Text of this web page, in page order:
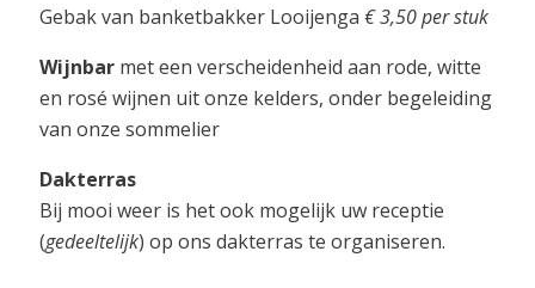
Gebak van banketbakker Looijenga € 3,50 per stuk
Wijnbarmet een verscheidenheid aan rode, witte
en rosé wijnen uit onze kelders, onder begeleiding
van onze sommelier
Dakterras
Bij mooi weer is het ook mogelijk uw receptie
(gedeeltelijk) op ons dakterras te organiseren.